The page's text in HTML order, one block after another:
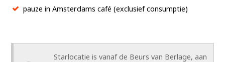
pauze in Amsterdams café (exclusief consumptie)
Starlocatie is vanaf de Beurs van Berlage, aan